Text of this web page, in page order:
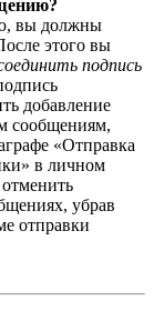
вы должны
этого вы
подпись
добавление
сообщениям,
«Отправка
в личном
убрав
отправки